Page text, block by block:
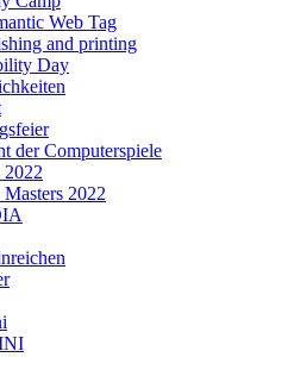
Web Tag
and printing
Day
der Computerspiele
2022